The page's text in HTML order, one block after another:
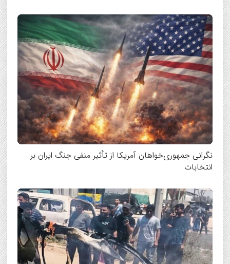
نگرانی جمهوری‌خواهان آمریکا از تأثیر منفی جنگ ایران بر
انتخابات